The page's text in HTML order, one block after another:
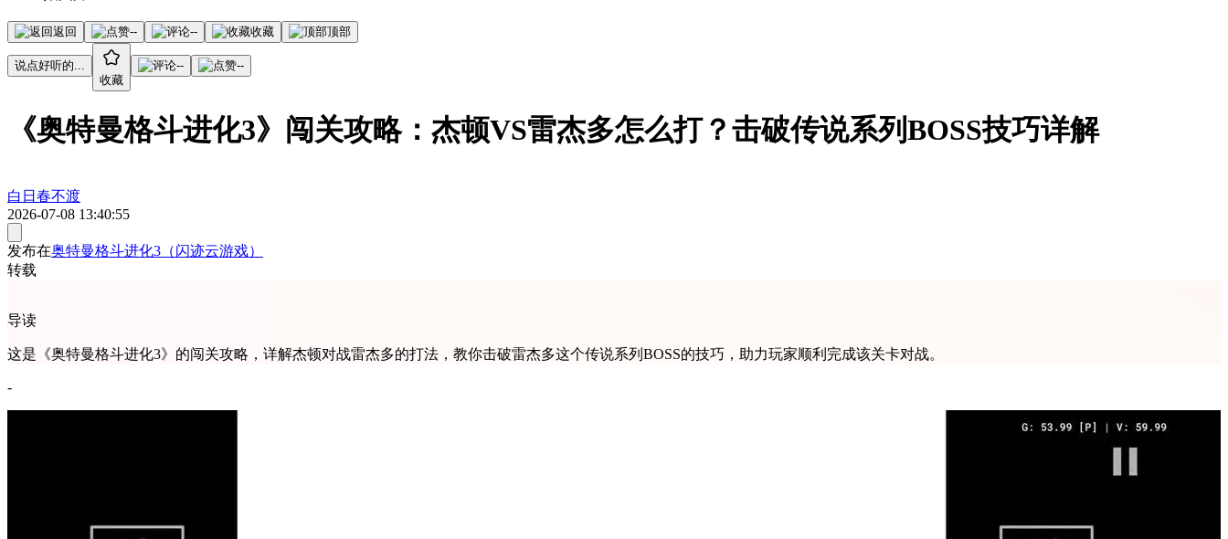
返回 -- -- 收藏 顶部
说点好听的...
收藏
-- --
《奥特曼格斗进化3》闯关攻略：杰顿VS雷杰多怎么打？击破传说系列BOSS技巧详解
白日春不渡
2026-07-08 13:40:55
发布在奥特曼格斗进化3（闪迹云游戏）
转载
导读
这是《奥特曼格斗进化3》的闯关攻略，详解杰顿对战雷杰多的打法，教你击破雷杰多这个传说系列BOSS的技巧，助力玩家顺利完成该关卡对战。
-